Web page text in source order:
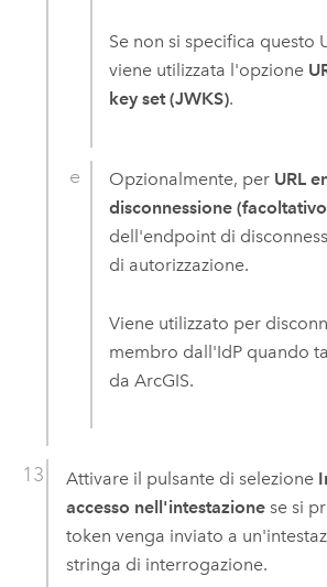
Se non si specifica questo
viene utilizzata l'opzione
key set (JWKS).
Opzionalmente, per URL
disconnessione
dell'endpoint di
di autorizzazione.
Viene utilizzato per
membro dall'IdP quando
da ArcGIS.
Attivare il pulsante di selezione
accesso nell'intestazionese si
token venga inviato a
stringa di interrogazione.